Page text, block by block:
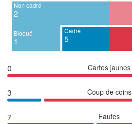
Non cadré
2
Bloqué
1
Cadré
5
0 Cartes jaunes
3 Coup de coins
7 Fautes